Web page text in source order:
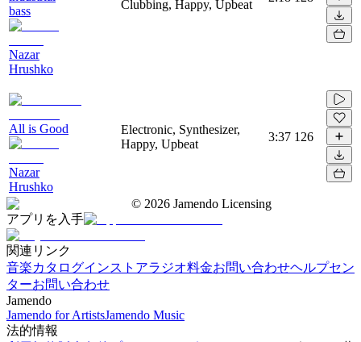
bass
Nazar
Hrushko
Clubbing, Happy, Upbeat
All is Good
Nazar
Hrushko
Electronic, Synthesizer,
Happy, Upbeat
3:37 126
© 2026 Jamendo Licensing
アプリを入手
関連リンク
音楽カタログインストアラジオ料金お問い合わせヘルプセン
ターお問い合わせ
Jamendo
Jamendo for ArtistsJamendo Music
法的情報